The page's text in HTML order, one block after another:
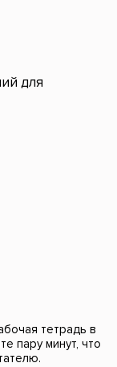
для
тетрадь в
пару минут, что